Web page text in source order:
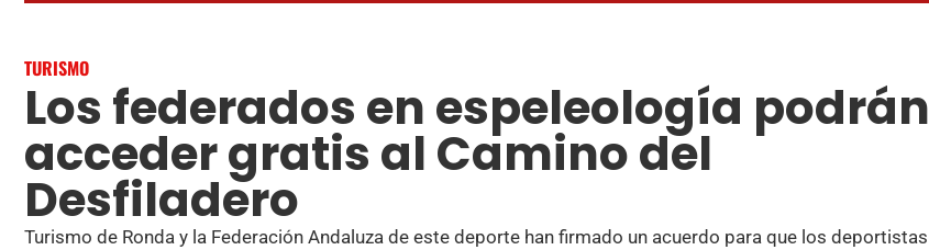
TURISMO
Los federados en espeleología podrán
acceder gratis al Camino del
Desfiladero
Turismo de Ronda y la Federación Andaluza de este deporte han firmado un acuerdo para que los deportistas